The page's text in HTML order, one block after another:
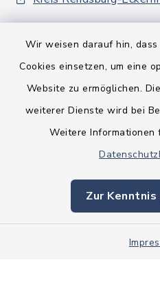
Wir weisen darauf hin,
Cookies einsetzen, um eine
Website zu ermöglichen.
weiterer Dienste wird bei
Weitere Informationen
Zur Kenntnis